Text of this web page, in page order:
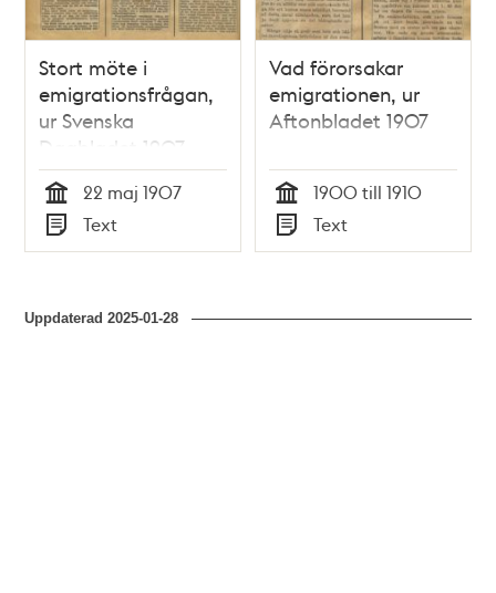
Stort möte i
emigrationsfrågan,
ur Svenska
Dagbladet 1907
Tid
22 maj 1907
Typ
Text
Vad förorsakar
emigrationen, ur
Aftonbladet 1907
Tid
1900 till 1910
Typ
Text
Uppdaterad2025-01-28